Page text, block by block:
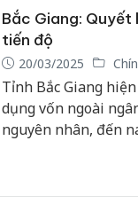
Bắc Giang: Quyết
tiến độ
20/03/2025
Tỉnh Bắc Giang
dụng vốn ngoài
nguyên nhân, đến